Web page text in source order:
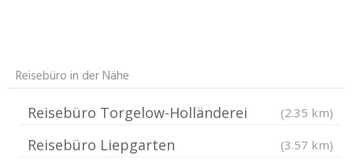
Reisebüro in der Nähe
Reisebüro Torgelow-Holländerei (2.35 km)
Reisebüro Liepgarten (3.57 km)